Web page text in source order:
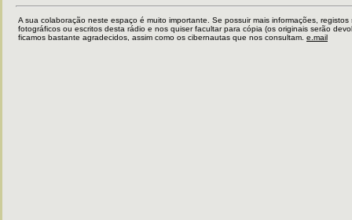
A sua colaboração neste espaço é muito importante. Se possuir mais informações, registos
fotográficos ou escritos desta rádio e nos quiser facultar para cópia (os originais serão
ficamos bastante agradecidos, assim como os cibernautas que nos consultam. e.mail